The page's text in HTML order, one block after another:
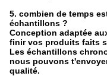
5. combien de temps
échantillons ?
Conception adaptée
finir vos produits faits
Les échantillons
nous pouvons
qualité.